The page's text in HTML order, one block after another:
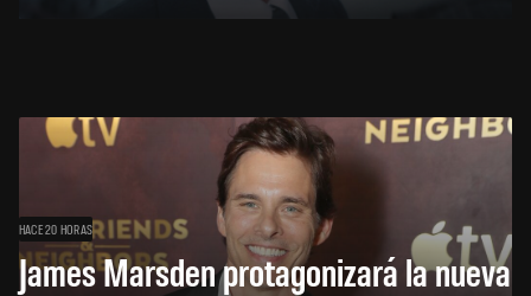
HACE 20 HORAS
James Marsden protagonizará la nueva